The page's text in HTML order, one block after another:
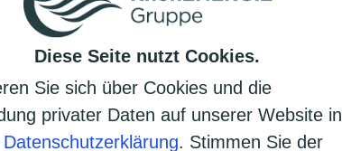
Diese Seite nutzt Cookies.
Sie sich über Cookies und die
privater Daten auf unserer Website in
Datenschutzerklärung. Stimmen Sie der
der Roten Liste bedrohter
für verwaiste, verletzte,